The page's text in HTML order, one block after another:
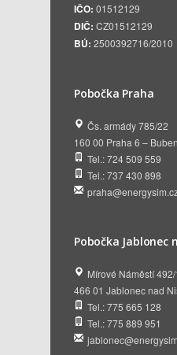
IČO: 01512129
DIČ: CZ01512129
BÚ: 2500392716/2010
Pobočka Praha
Čs. armády 785/22
160 00 Praha 6 –
Tel.: 724 509 559
Tel.: 737 430 898
Pobočka Jablonec
Mírové Náměstí 492/
466 01 Jablonec nad
Tel.: 775 665 128
Tel.: 775 889 951